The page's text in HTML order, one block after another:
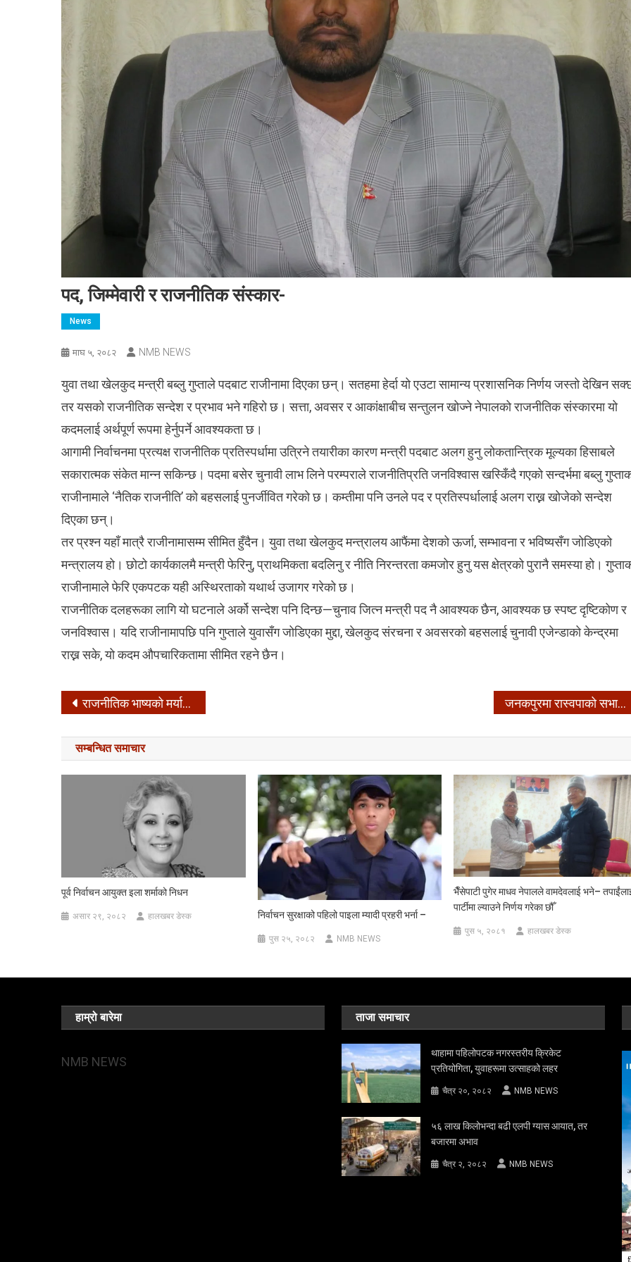
पद, जिम्मेवारी र राजनीतिक संस्कार-
News
माघ ५, २०८२ NMB NEWS
युवा तथा खेलकुद मन्त्री बब्लु गुप्ताले पदबाट राजीनामा दिएका छन्। सतहमा हेर्दा यो एउटा सामान्य प्रशासनिक निर्णय जस्तो देखिन
तर यसको राजनीतिक सन्देश र प्रभाव भने गहिरो छ। सत्ता, अवसर र आकांक्षाबीच सन्तुलन खोज्ने नेपालको राजनीतिक संस्कारमा यो
कदमलाई अर्थपूर्ण रूपमा हेर्नुपर्ने आवश्यकता छ।
आगामी निर्वाचनमा प्रत्यक्ष राजनीतिक प्रतिस्पर्धामा उत्रिने तयारीका कारण मन्त्री पदबाट अलग हुनु लोकतान्त्रिक मूल्यका हिसाबले
सकारात्मक संकेत मान्न सकिन्छ। पदमा बसेर चुनावी लाभ लिने परम्पराले राजनीतिप्रति जनविश्वास खस्किँदै गएको सन्दर्भमा बब्लु
राजीनामाले ‘नैतिक राजनीति’ को बहसलाई पुनर्जीवित गरेको छ। कम्तीमा पनि उनले पद र प्रतिस्पर्धालाई अलग राख्न खोजेको सन्देश
दिएका छन्।
तर प्रश्न यहाँ मात्रै राजीनामासम्म सीमित हुँदैन। युवा तथा खेलकुद मन्त्रालय आफैंमा देशको ऊर्जा, सम्भावना र भविष्यसँग जोडिएको
मन्त्रालय हो। छोटो कार्यकालमै मन्त्री फेरिनु, प्राथमिकता बदलिनु र नीति निरन्तरता कमजोर हुनु यस क्षेत्रको पुरानै समस्या हो।
राजीनामाले फेरि एकपटक यही अस्थिरताको यथार्थ उजागर गरेको छ।
राजनीतिक दलहरूका लागि यो घटनाले अर्को सन्देश पनि दिन्छ—चुनाव जित्न मन्त्री पद नै आवश्यक छैन, आवश्यक छ स्पष्ट दृष्टिकोण र
जनविश्वास। यदि राजीनामापछि पनि गुप्ताले युवासँग जोडिएका मुद्दा, खेलकुद संरचना र अवसरको बहसलाई चुनावी एजेन्डाको केन्द्रमा
राख्न सके, यो कदम औपचारिकतामा सीमित रहने छैन।
Post
navigation
राजनीतिक भाष्यको मर्यादा र जिम्मेवारी – जनकपुरमा रास्वपाको सभा, वैकल्पिक राजनीतिको संकेत –
सम्बन्धित समाचार
पूर्व निर्वाचन आयुक्त इला शर्माको निधन
असार २९, २०८२ हालखबर डेस्क निर्वाचन सुरक्षाको पहिलो पाइला म्यादी प्रहरी भर्ना –
पुस २५, २०८२ NMB NEWS
भैँसेपाटी पुगेर माधव नेपालले वामदेवलाई भने–
पार्टीमा ल्याउने निर्णय गरेका छौँ
पुस ५, २०८१ हालखबर डेस्क
हाम्रो बारेमा
NMB NEWS
ताजा समाचार
थाहामा पहिलोपटक नगरस्तरीय क्रिकेट
प्रतियोगिता, युवाहरूमा उत्साहको लहर
चैत्र २०, २०८२ NMB NEWS
५६ लाख किलोभन्दा बढी एलपी ग्यास आयात, तर
बजारमा अभाव
चैत्र २, २०८२ NMB NEWS